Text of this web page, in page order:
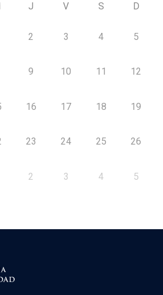
J V S D
2 3 4 5
9 10 11 12
16 17 18 19
23 24 25 26
2 3 4 5